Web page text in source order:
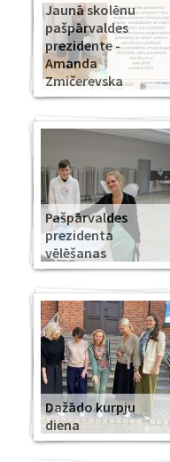
Jaunā skolēnu
pašpārvaldes
prezidente -
Amanda
Zmičerevska
Pašpārvaldes
prezidenta
vēlēšanas
Dažādo kurpju
diena